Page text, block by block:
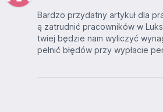
Bardzo przydatny artykuł dla
ą zatrudnić pracowników w
twiej będzie nam wyliczyć
pełnić błędów przy wypłacie